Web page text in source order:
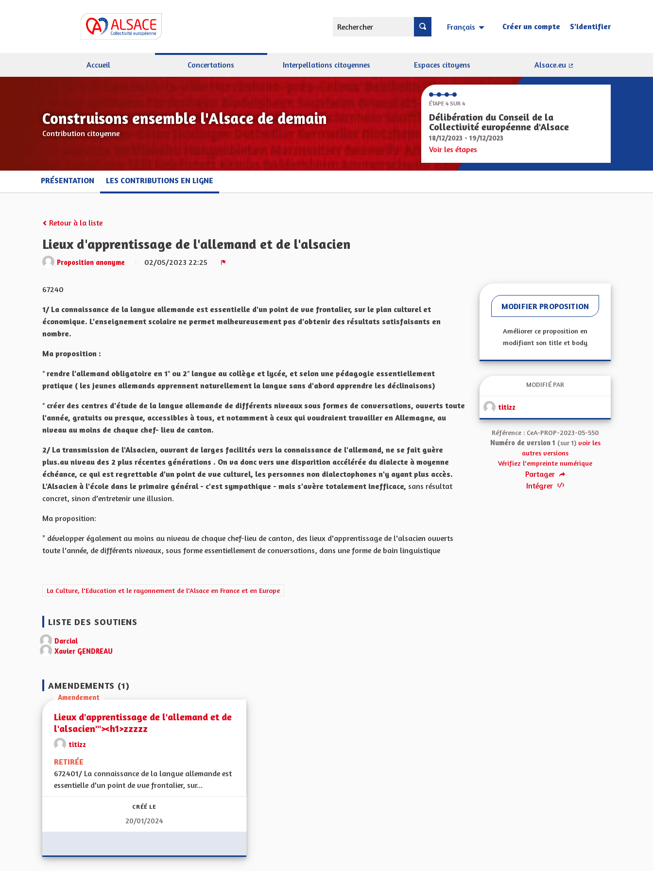
Rechercher Français Choisir la langue Sprache wählen
Créer un compte S'identifier
Accueil Concertations Interpellations citoyennes Espaces citoyens
Alsace.eu
Construisons ensemble l'Alsace de demain
Contribution citoyenne
ÉTAPE 4 SUR 4
Délibération du Conseil de la
Collectivité européenne d'Alsace
18/12/2023 - 19/12/2023
Voir les étapes
PRÉSENTATION LES CONTRIBUTIONS EN LIGNE
Retour à la liste
Lieux d'apprentissage de l'allemand et de l'alsacien
Proposition anonyme
02/05/2023 22:25
67240
1/ La connaissance de la langue allemande est essentielle d'un point de vue frontalier, sur le plan culturel et
économique. L'enseignement scolaire ne permet malheureusement pas d'obtenir des résultats satisfaisants en
nombre.
Ma proposition :
° rendre l'allemand obligatoire en 1° ou 2° langue au collège et lycée, et selon une pédagogie essentiellement
pratique ( les jeunes allemands apprennent naturellement la langue sans d'abord apprendre les déclinaisons)
° créer des centres d'étude de la langue allemande de différents niveaux sous formes de conversations, ouverts toute
l'année, gratuits ou presque, accessibles à tous, et notamment à ceux qui voudraient travailler en Allemagne, au
niveau au moins de chaque chef- lieu de canton.
2/ La transmission de l'Alsacien, ouvrant de larges facilités vers la connaissance de l'allemand, ne se fait guère
plus.au niveau des 2 plus récentes générations . On va donc vers une disparition accélérée du dialecte à moyenne
échéance, ce qui est regrettable d'un point de vue culturel, les personnes non dialectophones n'y ayant plus accès.
L'Alsacien à l'école dans le primaire général - c'est sympathique - mais s'avère totalement inefficace, sans résultat
concret, sinon d'entretenir une illusion.
Ma proposition:
° développer également au moins au niveau de chaque chef-lieu de canton, des lieux d'apprentissage de l'alsacien ouverts
toute l'année, de différents niveaux, sous forme essentiellement de conversations, dans une forme de bain linguistique
Filtrer les résultats de la catégorie : La Culture, l'Education et le rayonnement de l'Alsace en France et en Europe
La Culture, l'Education et le rayonnement de l'Alsace en France et en Europe
LISTE DES SOUTIENS
Darcial
Xavier GENDREAU
AMENDEMENTS (1)
Amendement
Lieux d'apprentissage de l'allemand et de
l'alsacien'"><h1>zzzzz
titizz
RETIRÉE
672401/ La connaissance de la langue allemande est
essentielle d'un point de vue frontalier, sur...
CRÉÉ LE
20/01/2024
MODIFIER PROPOSITION
Améliorer ce proposition en
modifiant son title et body
MODIFIÉ PAR
titizz
Référence : CeA-PROP-2023-05-550
Numéro de version 1 (sur 1) voir les
autres versions
Vérifiez l'empreinte numérique
Partager
Intégrer